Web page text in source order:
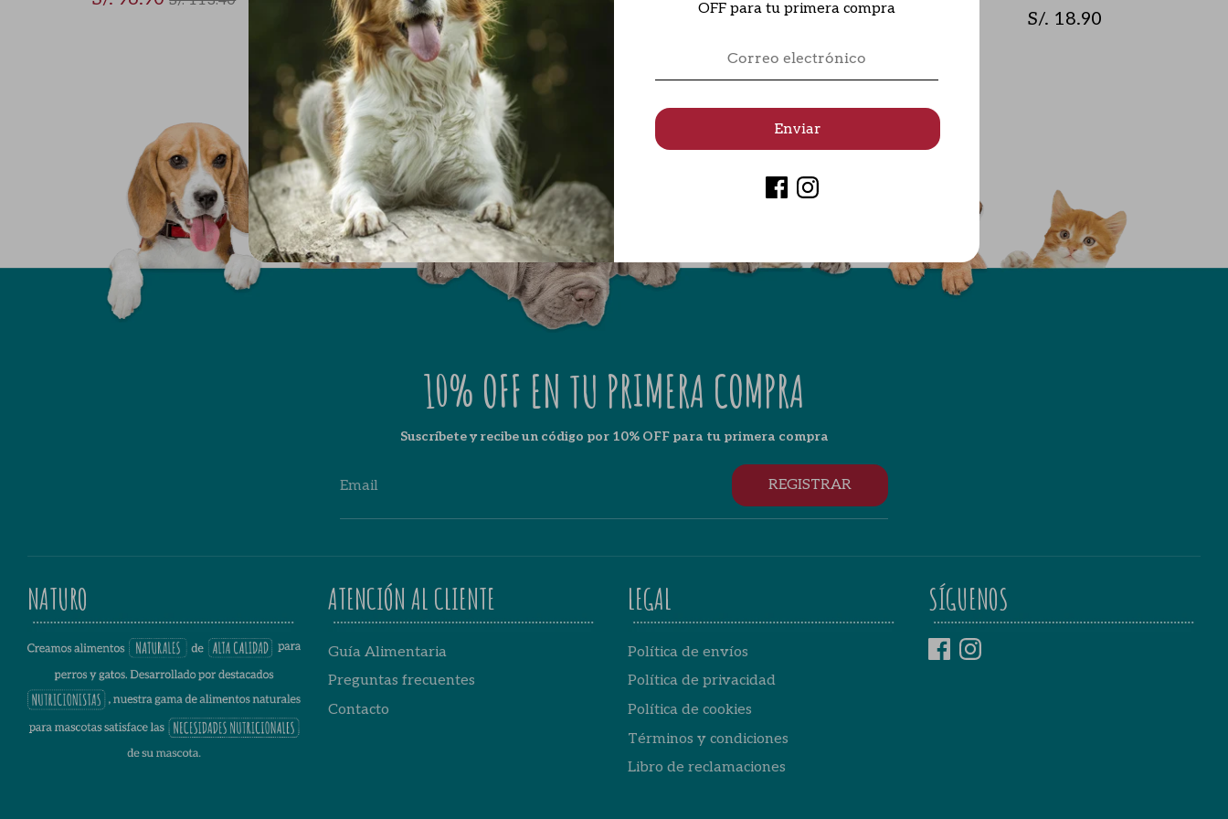
S/. 18.90 S/. 18.90 S/. 18.90
10% OFF EN TU PRIMERA COMPRA
Suscríbete y recibe un código por 10% OFF para tu primera compra
Email REGISTRAR
NATURO ATENCIÓN AL CLIENTE
Guía Alimentaria
Preguntas frecuentes
Contacto
LEGAL
Política de envíos
Política de privacidad
Política de cookies
Términos y condiciones
Libro de reclamaciones
SÍGUENOS
OFF para tu primera compra
Enviar